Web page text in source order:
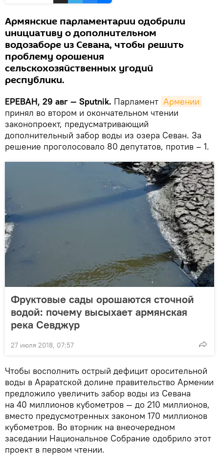
Армянские парламентарии одобрили
инициативу о дополнительном
водозаборе из Севана, чтобы решить
проблему орошения
сельскохозяйственных угодий
республики.
ЕРЕВАН, 29 авг — Sputnik. Парламент Армении
принял во втором и окончательном чтении
законопроект, предусматривающий
дополнительный забор воды из озера Севан. За
решение проголосовало 80 депутатов, против – 1.
Фруктовые сады орошаются сточной
водой: почему высыхает армянская
река Севджур
27 июля 2018, 07:57
Чтобы восполнить острый дефицит оросительной
воды в Араратской долине правительство Армении
предложило увеличить забор воды из Севана
на 40 миллионов кубометров — до 210 миллионов,
вместо предусмотренных законом 170 миллионов
кубометров. Во вторник на внеочередном
заседании Национальное Собрание одобрило этот
проект в первом чтении.